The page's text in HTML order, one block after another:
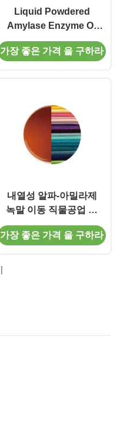
Liquid Powdered
Amylase Enzyme Of
Starch Desizing
Soften Denim
가장 좋은 가격 을 구하라
내열성 알파-아밀라제
녹말 이동 직물공업 디
사이징
가장 좋은 가격 을 구하라